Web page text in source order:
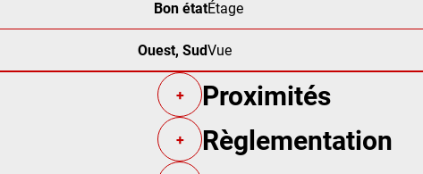
Bon étatÉtage
Ouest, SudVue
+ Proximités
+ Règlementation